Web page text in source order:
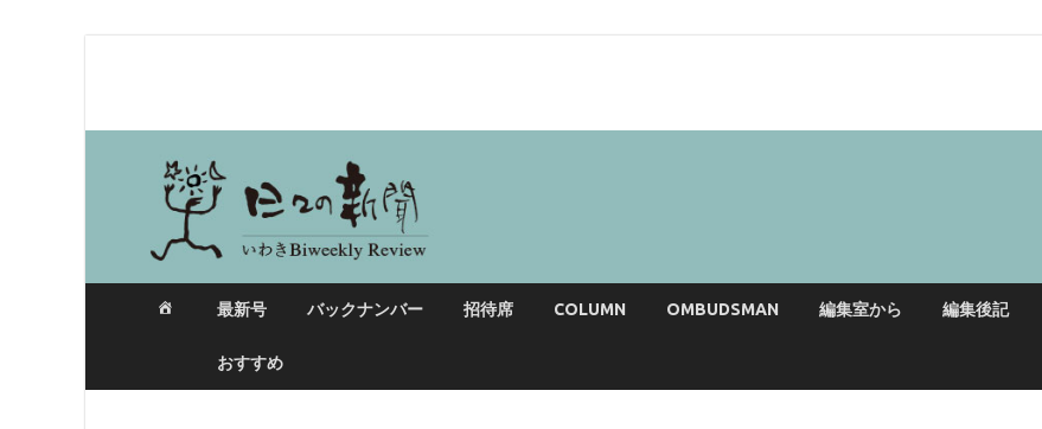
日々の新聞
最新号 バックナンバー 招待席 COLUMN OMBUDSMAN 編集室から 編集後記
おすすめ